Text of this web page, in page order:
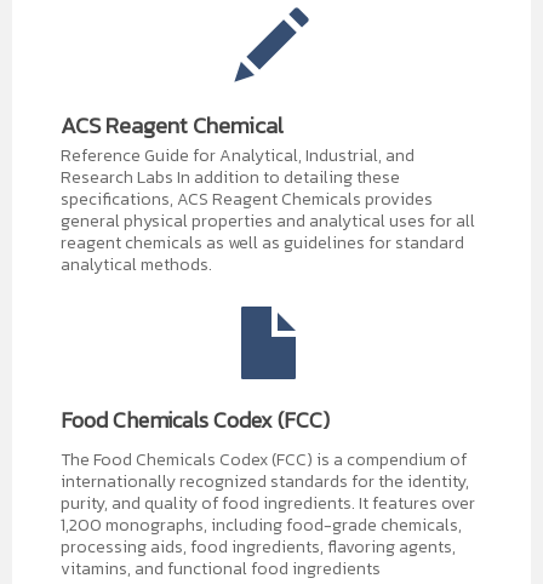
ACS Reagent Chemical
Reference Guide for Analytical, Industrial, and
Research Labs In addition to detailing these
specifications, ACS Reagent Chemicals provides
general physical properties and analytical uses for all
reagent chemicals as well as guidelines for standard
analytical methods.
Food Chemicals Codex (FCC)
The Food Chemicals Codex (FCC) is a compendium of
internationally recognized standards for the identity,
purity, and quality of food ingredients. It features over
1,200monographs, including food-grade chemicals,
processing aids, food ingredients, flavoring agents,
vitamins, and functional food ingredients